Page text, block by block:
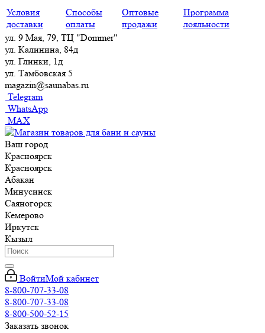
Условия
доставки
Способы
оплаты
Оптовые
продажи
Программа
лояльности
ул. 9 Мая, 79, ТЦ "Dommer"
ул. Калинина, 84д
ул. Глинки, 1д
ул. Тамбовская 5
magazin@saunabas.ru
Telegram
WhatsApp
MAX
Ваш город
Красноярск
Красноярск
Абакан
Минусинск
Саяногорск
Кемерово
Иркутск
Кызыл
ВойтиМой кабинет
8-800-707-33-08
8-800-707-33-08
8-800-500-52-15
Заказать звонок